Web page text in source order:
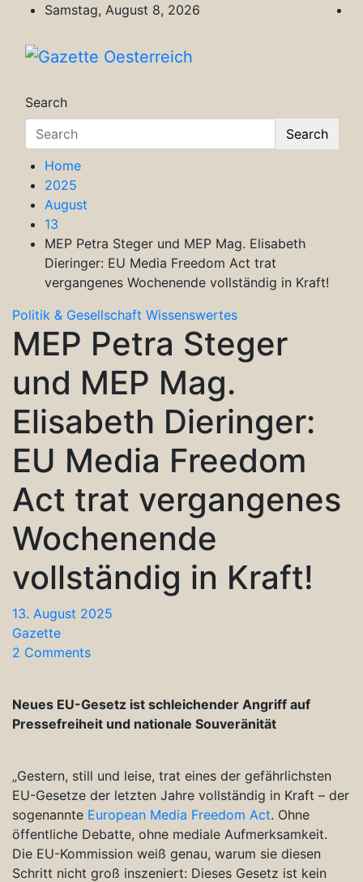
content
Samstag, August 8, 2026
Search
Search
Home
2025
August
13
MEP Petra Steger und MEP Mag. Elisabeth
Dieringer: EU Media Freedom Act trat
vergangenes Wochenende vollständig in Kraft!
Politik & Gesellschaft Wissenswertes
MEP Petra Steger
und MEP Mag.
Elisabeth Dieringer:
EU Media Freedom
Act trat vergangenes
Wochenende
vollständig in Kraft!
13. August 2025
Gazette
2 Comments
Neues EU-Gesetz ist schleichender Angriff auf
Pressefreiheit und nationale Souveränität
„Gestern, still und leise, trat eines der gefährlichsten
EU-Gesetze der letzten Jahre vollständig in Kraft – der
sogenannte European Media Freedom Act. Ohne
öffentliche Debatte, ohne mediale Aufmerksamkeit.
Die EU-Kommission weiß genau, warum sie diesen
Schritt nicht groß inszeniert: Dieses Gesetz ist kein